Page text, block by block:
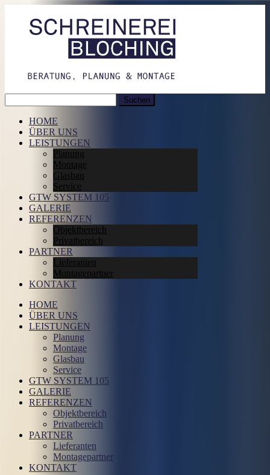
nach:
HOME
ÜBER UNS
LEISTUNGEN
Planung
Montage
Glasbau
Service
GTW SYSTEM 105
GALERIE
REFERENZEN
Objektbereich
Privatbereich
PARTNER
Lieferanten
Montagepartner
KONTAKT
HOME
ÜBER UNS
LEISTUNGEN
Planung
Montage
Glasbau
Service
GTW SYSTEM 105
GALERIE
REFERENZEN
Objektbereich
Privatbereich
PARTNER
Lieferanten
Montagepartner
KONTAKT